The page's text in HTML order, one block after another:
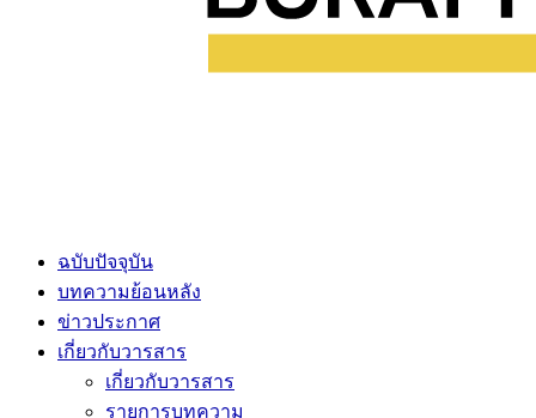
ฉบับปัจจุบัน
บทความย้อนหลัง
ข่าวประกาศ
เกี่ยวกับวารสาร
เกี่ยวกับวารสาร
รายการบทความ